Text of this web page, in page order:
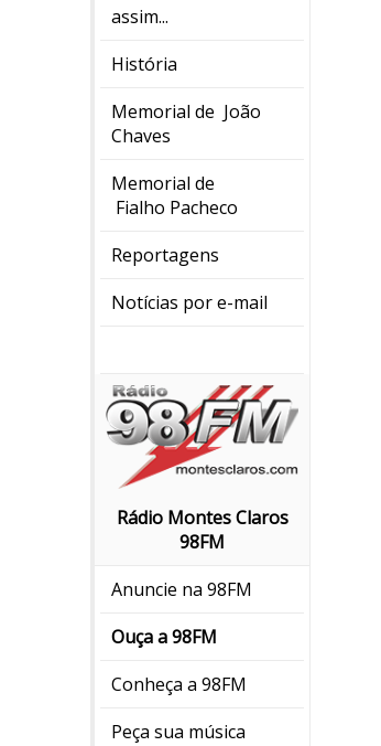
assim...
História
Memorial de João
Chaves
Memorial de
Fialho Pacheco
Reportagens
Notícias por e-mail
Rádio Montes Claros
98FM
Anuncie na 98FM
Ouça a 98FM
Conheça a 98FM
Peça sua música